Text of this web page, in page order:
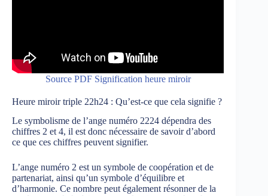
Source PDF Signification heure miroir
Heure miroir triple 22h24 : Qu’est-ce que cela signifie ?
Le symbolisme de l’ange numéro 2224 dépendra des
chiffres 2 et 4, il est donc nécessaire de savoir d’abord
ce que ces chiffres peuvent signifier.
L’ange numéro 2 est un symbole de coopération et de
partenariat, ainsi qu’un symbole d’équilibre et
d’harmonie. Ce nombre peut également résonner de la